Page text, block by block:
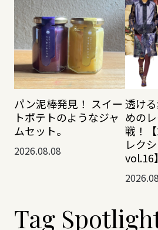
パン泥棒発見！ スイー
トポテトのようなジャ
ムセット。
2026.08.08
透け
めの
戦！
レク
vol.16】
Tag